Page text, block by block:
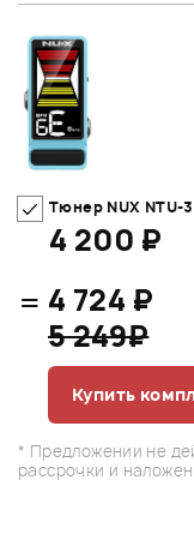
Тюнер NUX NTU-
4 200 ₽
= 4 724 ₽
5 249₽
Купить
* Предложении не
рассрочки и